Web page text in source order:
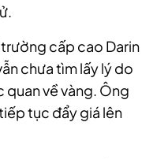
cấp cao Darin
chưa tìm lấy lý do
quan về vàng. Ông
tục đẩy giá lên